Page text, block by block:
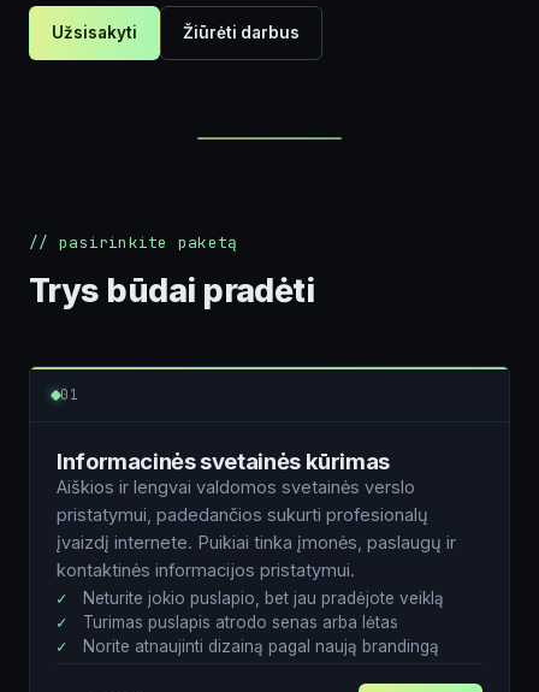
Užsisakyti Žiūrėti darbus
// pasirinkite paketą
Trys būdai pradėti
01
Informacinės svetainės kūrimas
Aiškios ir lengvai valdomos svetainės verslo
pristatymui, padedančios sukurti profesionalų
įvaizdį internete. Puikiai tinka įmonės, paslaugų ir
kontaktinės informacijos pristatymui.
Neturite jokio puslapio, bet jau pradėjote veiklą
Turimas puslapis atrodo senas arba lėtas
Norite atnaujinti dizainą pagal naują brandingą